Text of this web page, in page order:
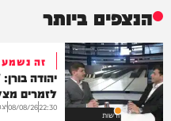
הנצפים ביותר
חדשות
זה
יהודה
לזמרים
22:30
08/08/26